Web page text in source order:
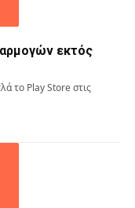
εκτός
το Play Store στις